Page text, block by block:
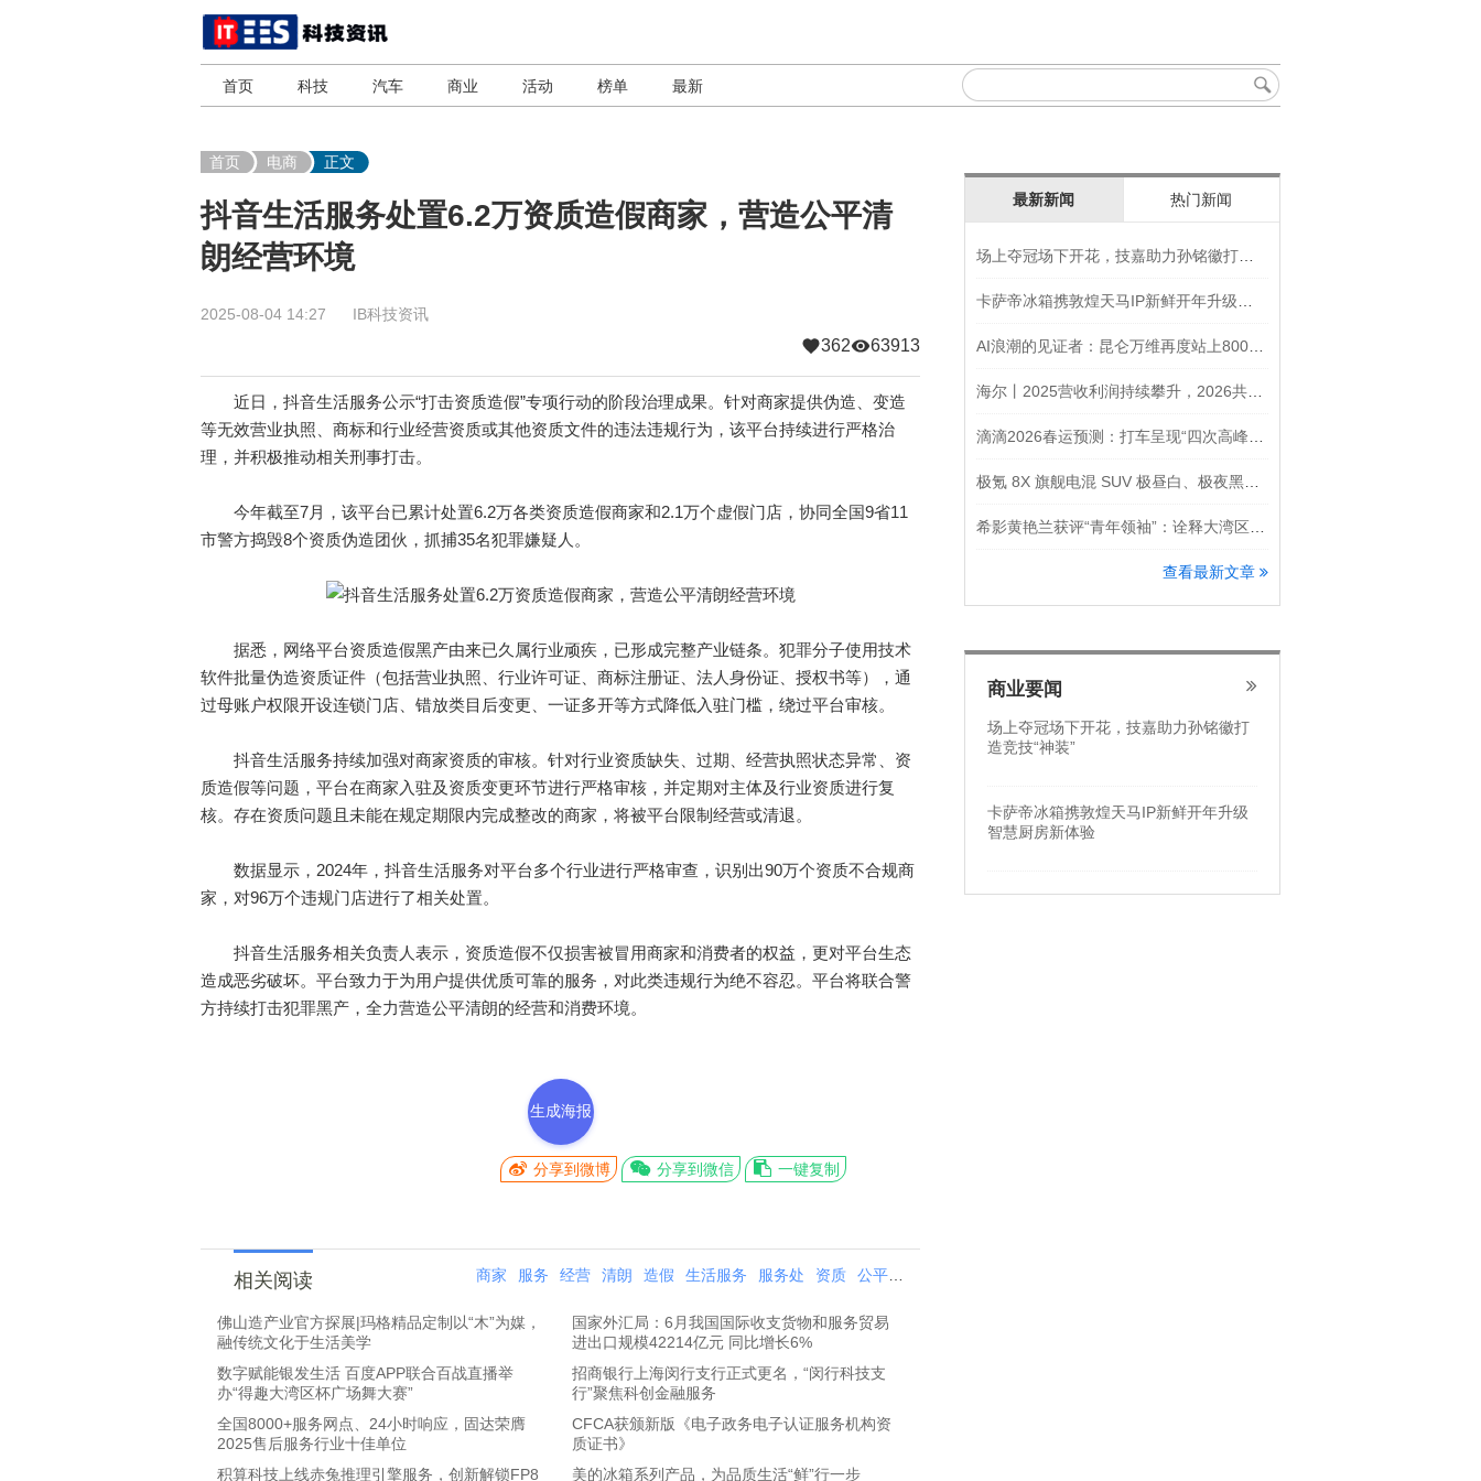
首页 科技 汽车 商业 活动 榜单 最新
首页 电商 正文
抖音生活服务处置6.2万资质造假商家，营造公平清
朗经营环境
2025-08-04 14:27 IB科技资讯
362 63913
近日，抖音生活服务公示“打击资质造假”专项行动的阶段治理成果。针对商家提供伪造、变造
等无效营业执照、商标和行业经营资质或其他资质文件的违法违规行为，该平台持续进行严格治
理，并积极推动相关刑事打击。
今年截至7月，该平台已累计处置6.2万各类资质造假商家和2.1万个虚假门店，协同全国9省11
市警方捣毁8个资质伪造团伙，抓捕35名犯罪嫌疑人。
据悉，网络平台资质造假黑产由来已久属行业顽疾，已形成完整产业链条。犯罪分子使用技术
软件批量伪造资质证件（包括营业执照、行业许可证、商标注册证、法人身份证、授权书等），通
过母账户权限开设连锁门店、错放类目后变更、一证多开等方式降低入驻门槛，绕过平台审核。
抖音生活服务持续加强对商家资质的审核。针对行业资质缺失、过期、经营执照状态异常、资
质造假等问题，平台在商家入驻及资质变更环节进行严格审核，并定期对主体及行业资质进行复
核。存在资质问题且未能在规定期限内完成整改的商家，将被平台限制经营或清退。
数据显示，2024年，抖音生活服务对平台多个行业进行严格审查，识别出90万个资质不合规商
家，对96万个违规门店进行了相关处置。
抖音生活服务相关负责人表示，资质造假不仅损害被冒用商家和消费者的权益，更对平台生态
造成恶劣破坏。平台致力于为用户提供优质可靠的服务，对此类违规行为绝不容忍。平台将联合警
方持续打击犯罪黑产，全力营造公平清朗的经营和消费环境。
生成海报
分享到微博 分享到微信 一键复制
相关阅读 商家 服务 经营 清朗 造假 生活服务 服务处 资质 公平
佛山造产业官方探展|玛格精品定制以“木”为媒，
融传统文化于生活美学
国家外汇局：6月我国国际收支货物和服务贸易
进出口规模42214亿元 同比增长6%
数字赋能银发生活 百度APP联合百战直播举
办“得趣大湾区杯广场舞大赛”
招商银行上海闵行支行正式更名，“闵行科技支
行”聚焦科创金融服务
全国8000+服务网点、24小时响应，固达荣膺
2025售后服务行业十佳单位
CFCA获颁新版《电子政务电子认证服务机构资
质证书》
积算科技上线赤兔推理引擎服务，创新解锁FP8
美的冰箱系列产品，为品质生活“鲜”行一步
最新新闻 热门新闻
查看最新文章
商业要闻
场上夺冠场下开花，技嘉助力孙铭徽打
造竞技“神装”
卡萨帝冰箱携敦煌天马IP新鲜开年升级
智慧厨房新体验